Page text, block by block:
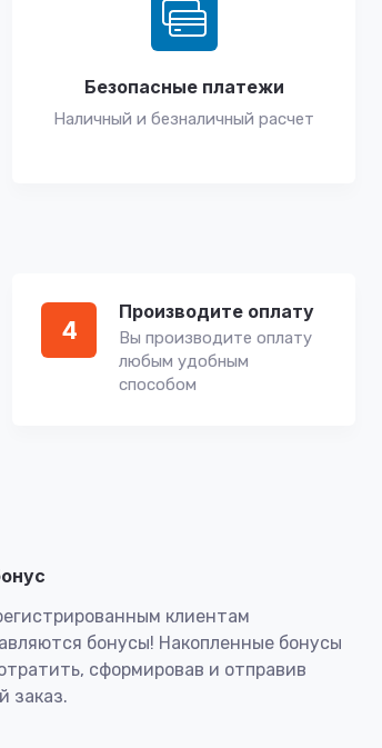
Безопасные платежи
Наличный и безналичный расчет
4
Производите оплату
Вы производите оплату
любым удобным
способом
клиентам
бонусы! Накопленные бонусы
сформировав и отправив
заказ.